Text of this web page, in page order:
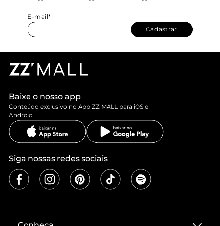
E-mail*
Cadastrar
Baixe o nosso app
Conteúdo exclusivo no App ZZ MALL para iOS e
Android
Siga nossas redes sociais